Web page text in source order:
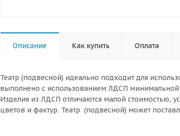
Описание Как купить Оплата
Театр (подвесной) идеально подходит для
выполнено с использованием ЛДСП
Изделия из ЛДСП отличаются малой стоимостью,
цветов и фактур. Театр (подвесной) может